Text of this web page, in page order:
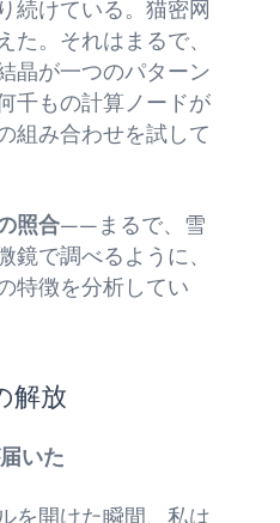
続けている。猫密网
た。それはまるで、
晶が一つのパターン
千もの計算ノードが
組み合わせを試して
照合——まるで、雪
鏡で調べるように、
特徴を分析してい
解放
いた
を開けた瞬間、私は